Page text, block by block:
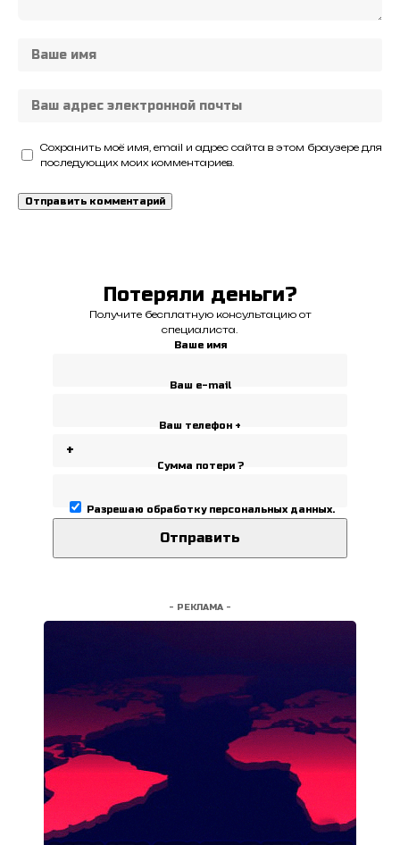
Сохранить моё имя, email и адрес сайта в этом браузере для
последующих моих комментариев.
Потеряли деньги?
Получите бесплатную консультацию от
специалиста.
Ваше имя
Ваш e-mail
Ваш телефон +
Сумма потери ?
Разрешаю обработку персональных данных.
- РЕКЛАМА -